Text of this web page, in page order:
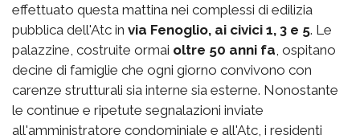
effettuato questa mattina nei complessi di edilizia
pubblica dell'Atc in via Fenoglio, ai civici 1, 3 e 5. Le
palazzine, costruite ormai oltre 50 anni fa , ospitano
decine di famiglie che ogni giorno convivono con
carenze strutturali sia interne sia esterne. Nonostante
le continue e ripetute segnalazioni inviate
all'amministratore condominiale e all'Atc, i residenti